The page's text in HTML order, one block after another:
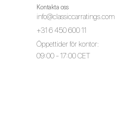
Kontakta oss
info@classiccarratings.com
+31 6 450 600 11
Öppettider för kontor:
09:00 - 17:00 CET